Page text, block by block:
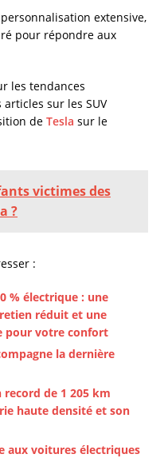
extensive,
pour répondre aux
les tendances
sur les SUV
de Tesla sur le
victimes des
?
:
% électrique : une
réduit et une
pour votre confort
la dernière
de 1 205 km
haute densité et son
aux voitures électriques